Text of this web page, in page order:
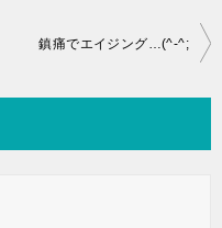
鎮痛でエイジング…(^-^;